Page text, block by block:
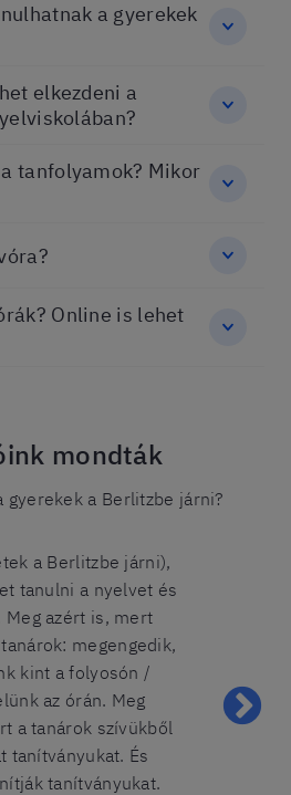
a gyerekek
elkezdeni a
tanfolyamok? Mikor
Online is lehet
mondták
gyerekek a Berlitzbe járni?
a Berlitzbe járni),
tanulni a nyelvet és
Meg azért is, mert
megengedik,
kint a folyosón /
az órán. Meg
a tanárok szívükből
tanítványukat. És
tanítványukat.